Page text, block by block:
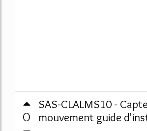
0
SAS-CLALMS10 -
mouvement guide